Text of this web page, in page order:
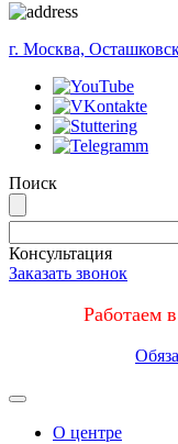
г. Москва,
Поиск
Консультация
Заказать звонок
Работаем
Меню
О центре